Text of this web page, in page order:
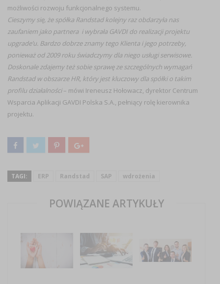
możliwości rozwoju funkcjonalnego systemu.
Cieszymy się, że spółka Randstad kolejny raz obdarzyła nas
zaufaniem jako partnera i wybrała GAVDI do realizacji projektu
upgrade’u. Bardzo dobrze znamy tego Klienta i jego potrzeby,
ponieważ od 2009 roku świadczymy dla niego usługi serwisowe.
Doskonale zdajemy też sobie sprawę ze szczególnych wymagań
Randstad w obszarze HR, który jest kluczowy dla spółki o takim
profilu działalności– mówi Ireneusz Hołowacz, dyrektor Centrum
Wsparcia Aplikacji GAVDI Polska S.A., pełniący rolę kierownika
projektu.
TAGI: ERP Randstad SAP wdrożenia
POWIĄZANE ARTYKUŁY